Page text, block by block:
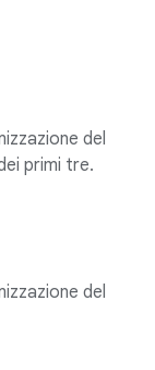
del
primi tre.
del